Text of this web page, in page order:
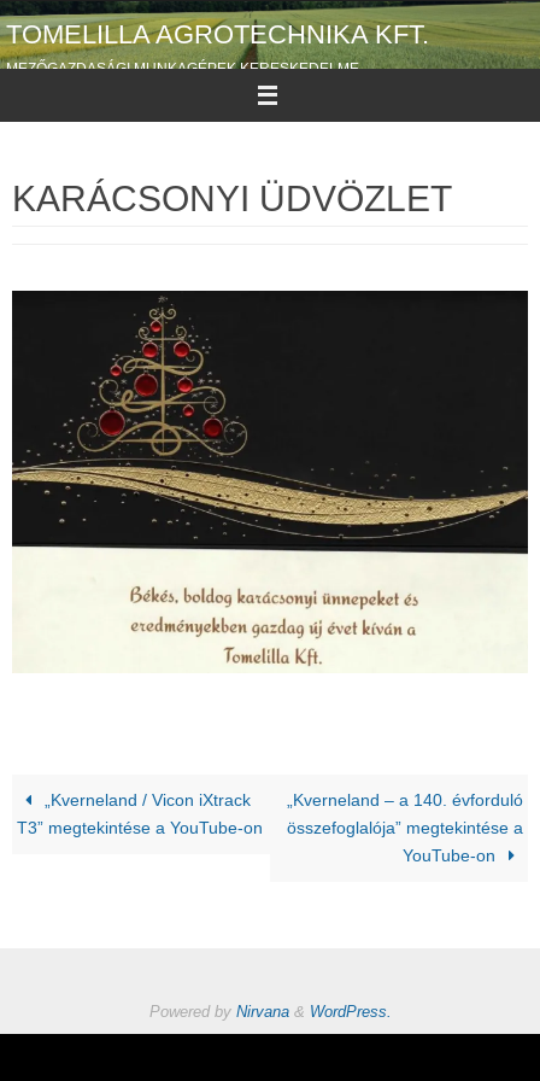
Megszakítás
TOMELILLA AGROTECHNIKA KFT.
MEZŐGAZDASÁGI MUNKAGÉPEK KERESKEDELME
KARÁCSONYI ÜDVÖZLET
„Kverneland / Vicon iXtrack
T3” megtekintése a YouTube-on
„Kverneland – a 140. évforduló
összefoglalója” megtekintése a
YouTube-on
Powered by Nirvana& WordPress.